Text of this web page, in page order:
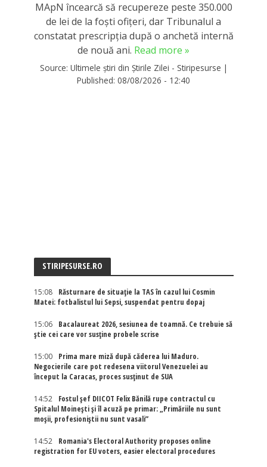
MApN încearcă să recupereze peste 350.000
de lei de la foști ofițeri, dar Tribunalul a
constatat prescripția după o anchetă internă
de nouă ani. Read more »
Source: Ultimele știri din Știrile Zilei - Stiripesurse |
Published: 08/08/2026 - 12:40
STIRIPESURSE.RO
15:08
Răsturnare de situație la TAS în cazul lui Cosmin
Matei: fotbalistul lui Sepsi, suspendat pentru dopaj
15:06
Bacalaureat 2026, sesiunea de toamnă. Ce trebuie să
știe cei care vor susține probele scrise
15:00
Prima mare miză după căderea lui Maduro.
Negocierile care pot redesena viitorul Venezuelei au
început la Caracas, proces susținut de SUA
14:52
Fostul șef DIICOT Felix Bănilă rupe contractul cu
Spitalul Moinești și îl acuză pe primar: „Primăriile nu sunt
moșii, profesioniștii nu sunt vasali”
14:52
Romania's Electoral Authority proposes online
registration for EU voters, easier electoral procedures